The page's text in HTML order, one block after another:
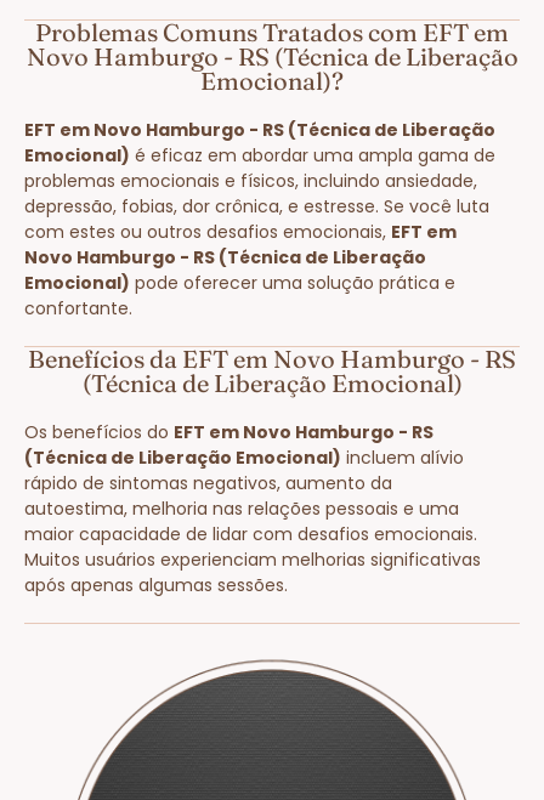
Problemas Comuns Tratados com EFT em
Novo Hamburgo - RS (Técnica de Liberação
Emocional)?
EFT em Novo Hamburgo - RS (Técnica de Liberação
Emocional) é eficaz em abordar uma ampla gama de
problemas emocionais e físicos, incluindo ansiedade,
depressão, fobias, dor crônica, e estresse. Se você luta
com estes ou outros desafios emocionais, EFT em
Novo Hamburgo - RS (Técnica de Liberação
Emocional) pode oferecer uma solução prática e
confortante.
Benefícios da EFT em Novo Hamburgo - RS
(Técnica de Liberação Emocional)
Os benefícios do EFT em Novo Hamburgo - RS
(Técnica de Liberação Emocional) incluem alívio
rápido de sintomas negativos, aumento da
autoestima, melhoria nas relações pessoais e uma
maior capacidade de lidar com desafios emocionais.
Muitos usuários experienciam melhorias significativas
após apenas algumas sessões.